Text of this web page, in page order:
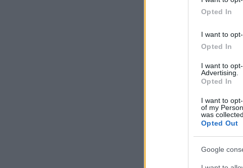
Opted In
I want to
Opted In
I want to
Advertising.
Opted In
I want to
of my
was collected.
Opted Out
Google